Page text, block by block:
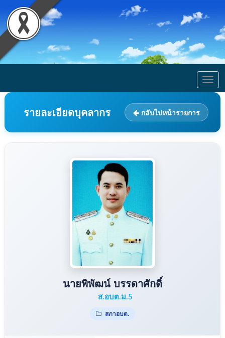
รายละเอียดบุคลากร กลับไปหน้ารายการ
นายพิพัฒน์ บรรดาศักดิ์
ส.อบต.ม.5
สภาอบต.